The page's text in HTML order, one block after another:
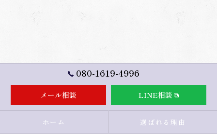
080-1619-4996
メール相談 LINE相談
ホーム 選ばれる理由